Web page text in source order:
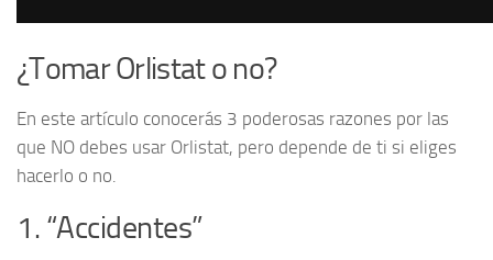
¿Tomar Orlistat o no?
En este artículo conocerás 3 poderosas razones por las
que NO debes usar Orlistat, pero depende de ti si eliges
hacerlo o no.
1. “Accidentes”